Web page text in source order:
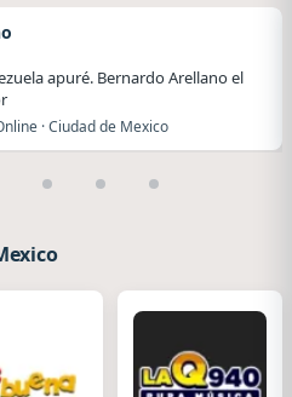
apuré. Bernardo Arellano el
· Ciudad de Mexico